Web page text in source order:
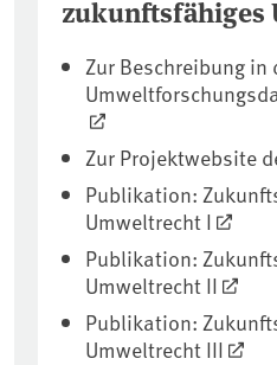
zukunftsfähiges
Zur Beschreibung in
Zur Projektwebsite
Publikation:
Umweltrecht I
Publikation:
Umweltrecht II
Publikation:
Umweltrecht III